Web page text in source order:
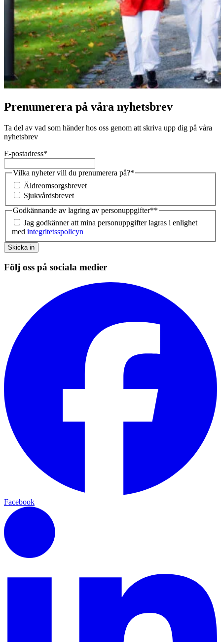
Prenumerera på våra nyhetsbrev
Ta del av vad som händer hos oss genom att skriva upp dig på våra
nyhetsbrev
E-postadress*
Vilka nyheter vill du prenumerera på?*
Äldreomsorgsbrevet
Sjukvårdsbrevet
Godkännande av lagring av personuppgifter**
Jag godkänner att mina personuppgifter lagras i enlighet
med integritetsspolicyn
Skicka in
Följ oss på sociala medier
Facebook